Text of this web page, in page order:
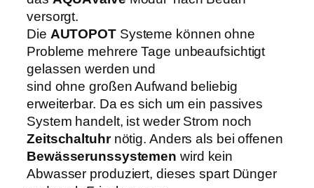
0
0
€
O
T
S
y
s
t
e
m
9
m
m
versorgt.
Die AUTOPOTSysteme können ohne
Probleme mehrere Tage unbeaufsichtigt
gelassen werden und
sind ohne großen Aufwand beliebig
erweiterbar. Da es sich um ein passives
System handelt, ist weder Strom noch
Zeitschaltuhrnötig. Anders als bei offenen
Bewässerunssystemen wird kein
Abwasser produziert, dieses spart Dünger